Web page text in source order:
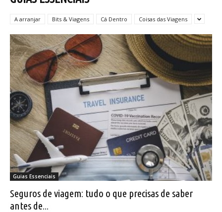
A arranjar Bits & Viagens Cá Dentro Coisas das Viagens
Guias Essenciais
Seguros de viagem: tudo o que precisas de saber
antes de...